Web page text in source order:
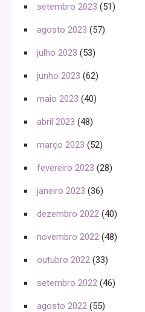
setembro 2023 (51)
agosto 2023 (57)
julho 2023 (53)
junho 2023 (62)
maio 2023 (40)
abril 2023 (48)
março 2023 (52)
fevereiro 2023 (28)
janeiro 2023 (36)
dezembro 2022 (40)
novembro 2022 (48)
outubro 2022 (33)
setembro 2022 (46)
agosto 2022 (55)